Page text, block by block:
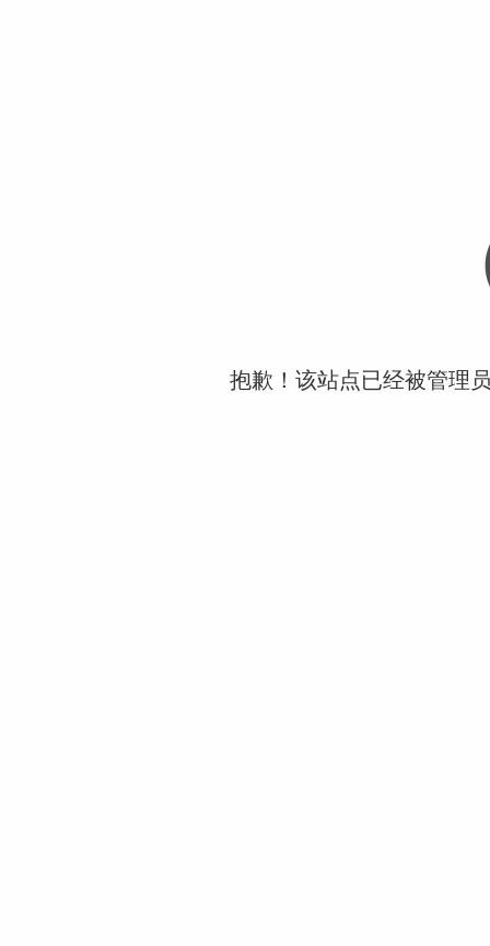
抱歉！该站点已经被管理